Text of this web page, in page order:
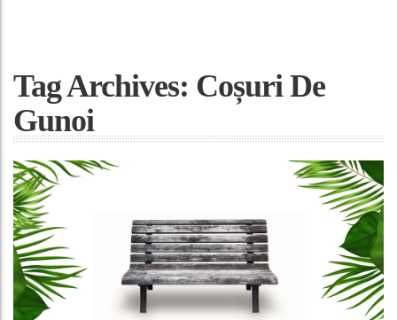
Tag Archives: Coșuri De
Gunoi